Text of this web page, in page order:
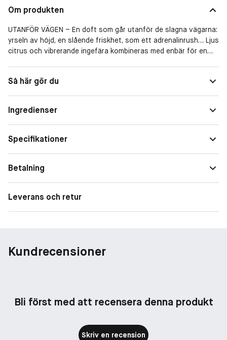
Om produkten
UTANFÖR VÄGEN – En doft som går utanför de slagna vägarna:
yrseln av höjd, en slående friskhet, som ett adrenalinrush… Ljus
citrus och vibrerande ingefära kombineras med enbär för en
utforska nya områden och testa sina gränser med mod och
glans.
Så här gör du
Ingredienser
Specifikationer
Betalning
Leverans och retur
Kundrecensioner
Bli först med att recensera denna produkt
Skriv en recension